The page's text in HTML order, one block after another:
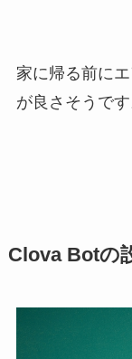
家に帰る前に
が良さそうです
Clova Botの